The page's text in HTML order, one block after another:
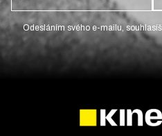
Odesláním svého e-mailu,